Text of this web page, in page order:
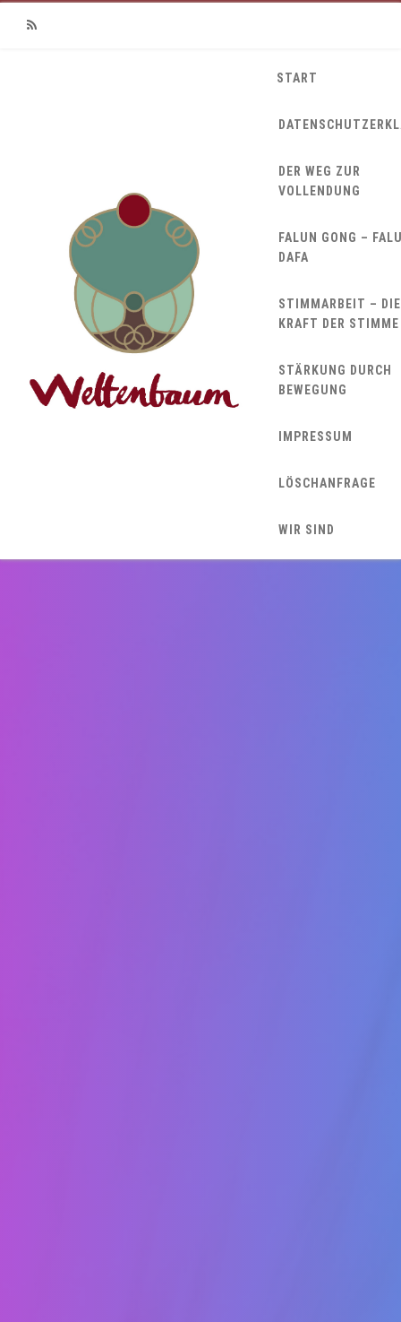
START
DER WEG ZUR
VOLLENDUNG
FALUN GONG –
DAFA
STIMMARBEIT – DIE
KRAFT DER STIMME
STÄRKUNG DURCH
BEWEGUNG
IMPRESSUM
LÖSCHANFRAGE
WIR SIND